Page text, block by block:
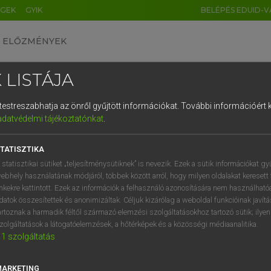
GYIK BELÉPÉS EDUID-
ELŐZMÉNYEK
angol szótár
ige megítél
bíráskodik
ítélkezik
keresése szótárainkban
LISTÁJA
az önről gyűjtött információkat. További információért
tájékoztatónkat.
statisztikai sütiket „teljesítménysütiknek” is nevezik. Ezek a sütik információkat
használatának módjáról, többek között arról, hogy milyen oldalakat keresett
kattintott. Ezek az információk a felhasználó azonosítására nem
összesítettek és anonimizáltak. Céljuk kizárólag a weboldal funkcióinak
a harmadik féltől származó elemzési szolgáltatásokhoz tartozó sütik;
a látogatóelemzések, a hőtérképek és a közösségi médiaanalitika.
1 szolgáltatás
DE CN FR ES IT NL
1 2 3 4 5 6 7 8 9
q w e r t z u i
a s d f g h j k l é
í y x c v b n m , .